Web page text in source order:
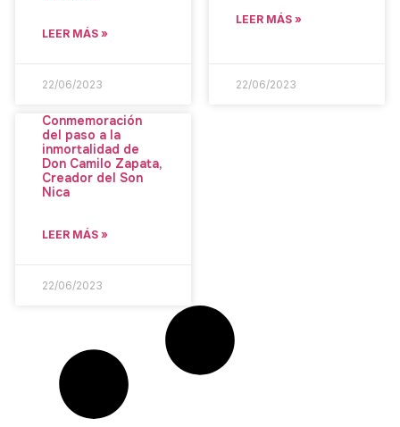
LEER MÁS »
22/06/2023
LEER MÁS »
22/06/2023
Conmemoración
del paso a la
inmortalidad de
Don Camilo Zapata,
Creador del Son
Nica
LEER MÁS »
22/06/2023